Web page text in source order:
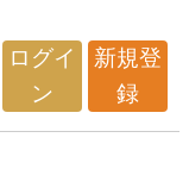
ログイ
ン
新規登
録